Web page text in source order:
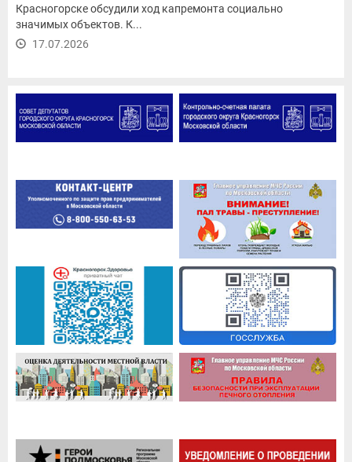
Красногорске обсудили ход капремонта социально
значимых объектов. К...
17.07.2026